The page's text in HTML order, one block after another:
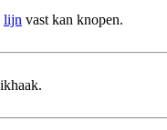
lijn vast kan knopen.